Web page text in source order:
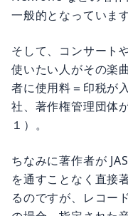
一般的となっています
そして、コンサート
使いたい人がその楽
者に使用料＝印税が
社、著作権管理団体
１）。
ちなみに著作者が
を通すことなく直接
るのですが、レコー